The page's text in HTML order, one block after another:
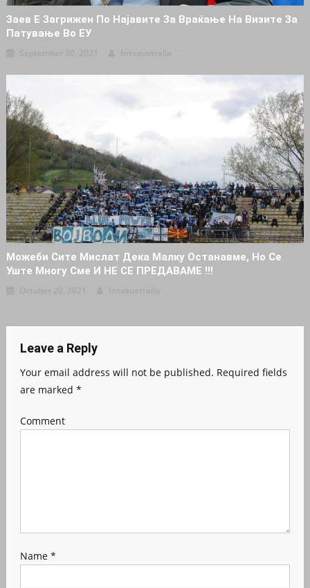
Заев Е Загрижен По Најавите За Враќање На Визите За
Патување Во ЕУ
Можеби Сите Мислат Дека Малку Останавме, Но Се
Уште Многу Сме И НЕ СЕ ПРЕДАВАМЕ !!!
Leave a Reply
Your email address will not be published. Required fields
are marked *
Comment
Name *